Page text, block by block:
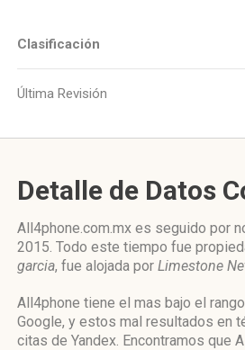
Clasificación
Última Revisión
Detalle de Datos
All4phone.com.mx es seguido por
2015. Todo este tiempo fue
garcia, fue alojada por Limestone
All4phone tiene el mas bajo el
Google, y estos mal resultados en
citas de Yandex. Encontramos que